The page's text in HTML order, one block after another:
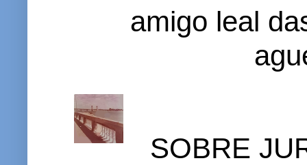
amigo leal
SOBRE